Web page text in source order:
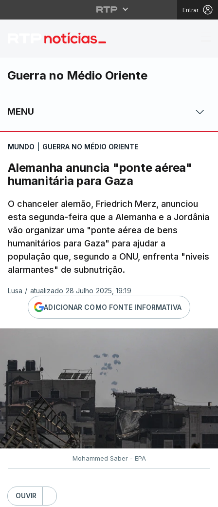
Entrar
Alemanha anuncia
Guerra no Médio Oriente
MENU
MUNDO GUERRA NO MÉDIO ORIENTE
Alemanha anuncia "ponte aérea"
humanitária para Gaza
O chanceler alemão, Friedrich Merz, anunciou
esta segunda-feira que a Alemanha e a Jordânia
vão organizar uma "ponte aérea de bens
humanitários para Gaza" para ajudar a
população que, segundo a ONU, enfrenta "níveis
alarmantes" de subnutrição.
Lusa / atualizado 28 Julho 2025, 19:19
ADICIONAR COMO FONTE INFORMATIVA
Mohammed Saber - EPA
OUVIR